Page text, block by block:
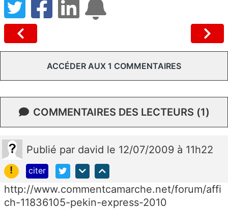
ACCÉDER AUX 1 COMMENTAIRES
COMMENTAIRES DES LECTEURS (1)
Publié par david le 12/07/2009 à 11h22
!
citer
http://www.commentcamarche.net/forum/affi
ch-11836105-pekin-express-2010